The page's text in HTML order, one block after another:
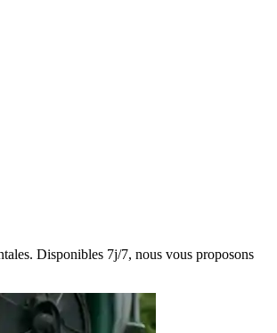
Disponibles 7j/7, nous vous proposons